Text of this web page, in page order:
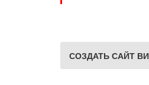
СОЗДАТЬ САЙТ